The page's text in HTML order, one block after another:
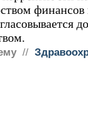
финансов
до
//